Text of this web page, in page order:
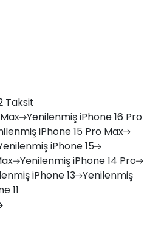
Taksit
YenilenmişiPhone 16 Pro
iPhone 15 Pro Max
iPhone 15
YenilenmişiPhone 14 Pro
iPhone 13 Yenilenmiş
11